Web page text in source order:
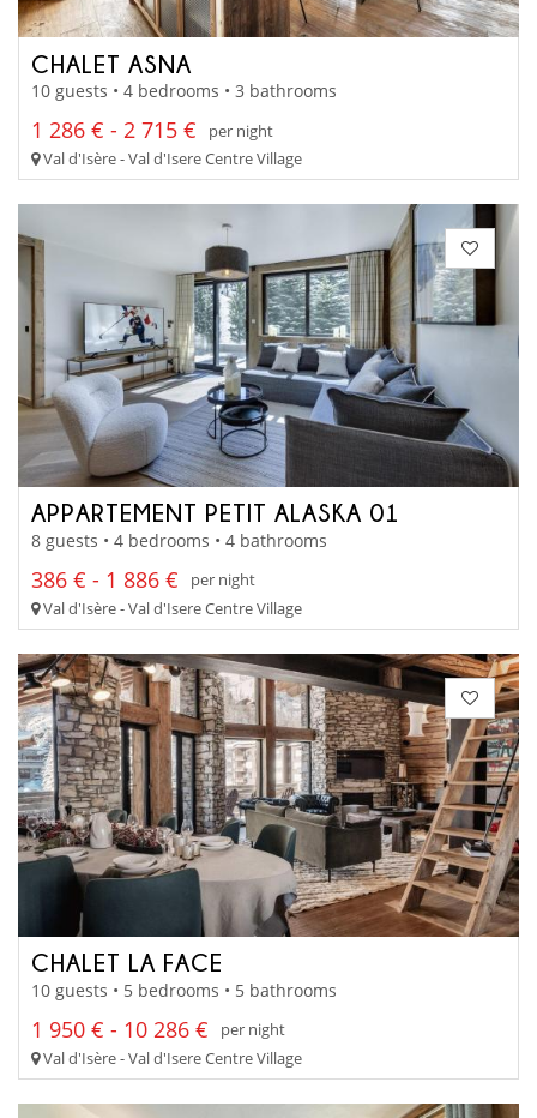
CHALET ASNA
10 guests • 4 bedrooms • 3 bathrooms
1 286 € - 2 715 €
per night
Val d'Isère - Val d'Isere Centre Village
APPARTEMENT PETIT ALASKA 01
8 guests • 4 bedrooms • 4 bathrooms
386 € - 1 886 €
per night
Val d'Isère - Val d'Isere Centre Village
CHALET LA FACE
10 guests • 5 bedrooms • 5 bathrooms
1 950 € - 10 286 €
per night
Val d'Isère - Val d'Isere Centre Village